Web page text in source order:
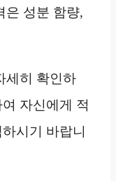
은 성분 함량,
세히 확인하
자신에게 적
시기 바랍니